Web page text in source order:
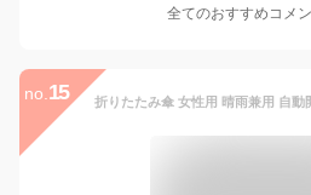
全てのおすすめコメ
no. 15